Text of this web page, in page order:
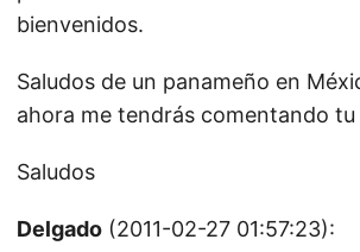
bienvenidos.
Saludos de un panameño en
ahora me tendrás comentando
Saludos
Delgado (2011-02-27 01:57:23):